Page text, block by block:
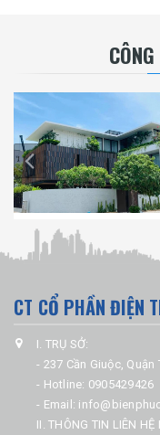
CT CỔ PHẦN ĐIỆN
I. TRỤ SỞ:
- 237 Cần Giuộc,
- Hotline: 0905429426
- Email:
II. THÔNG TIN LIÊN HỆ